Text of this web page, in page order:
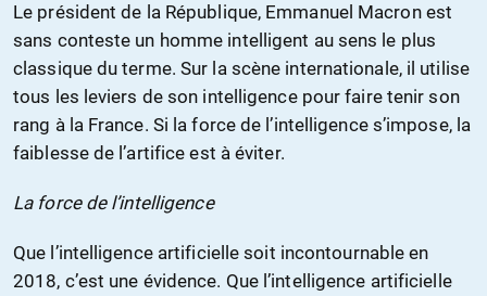
Le président de la République, Emmanuel Macron est
sans conteste un homme intelligent au sens le plus
classique du terme. Sur la scène internationale, il utilise
tous les leviers de son intelligence pour faire tenir son
rang à la France. Si la force de l’intelligence s’impose, la
faiblesse de l’artifice est à éviter.
La force de l’intelligence
Que l’intelligence artificielle soit incontournable en
2018, c’est une évidence. Que l’intelligence artificielle